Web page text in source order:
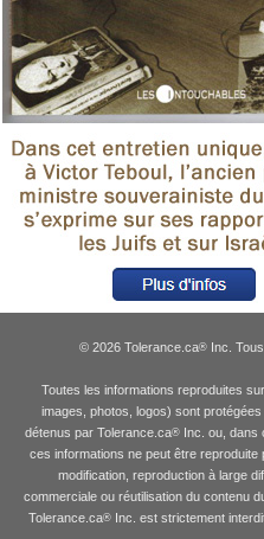
© 2026 Tolerance.ca®Inc. Tous
Toutes les informations reproduites
images, photos, logos) sont
détenus par Tolerance.ca® Inc. ou, dans
ces informations ne peut être
modification, reproduction à large
commerciale ou réutilisation du contenu
Tolerance.ca® Inc. est strictement